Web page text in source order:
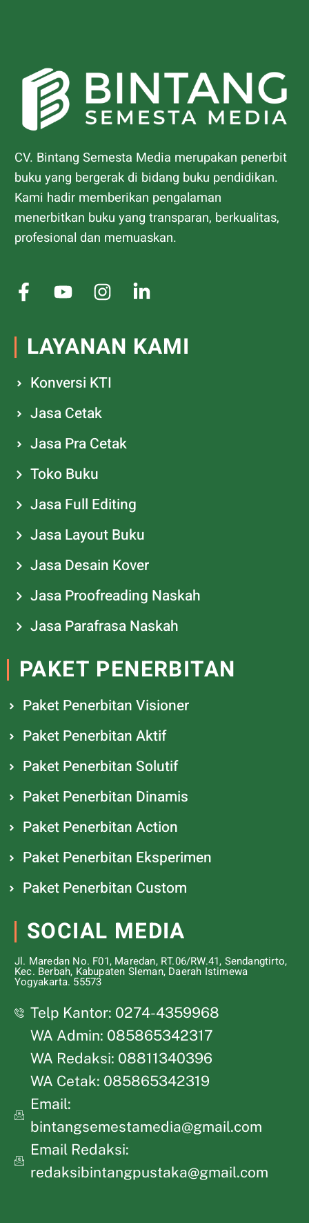
CV. Bintang Semesta Media merupakan penerbit
buku yang bergerak di bidang buku pendidikan.
Kami hadir memberikan pengalaman
menerbitkan buku yang transparan, berkualitas,
profesional dan memuaskan.
LAYANAN KAMI
Konversi KTI
Jasa Cetak
Jasa Pra Cetak
Toko Buku
Jasa Full Editing
Jasa Layout Buku
Jasa Desain Kover
Jasa Proofreading Naskah
Jasa Parafrasa Naskah
PAKET PENERBITAN
Paket Penerbitan Visioner
Paket Penerbitan Aktif
Paket Penerbitan Solutif
Paket Penerbitan Dinamis
Paket Penerbitan Action
Paket Penerbitan Eksperimen
Paket Penerbitan Custom
SOCIAL MEDIA
Jl. Maredan No. F01, Maredan, RT.06/RW.41, Sendangtirto,
Kec. Berbah, Kabupaten Sleman, Daerah Istimewa
Yogyakarta. 55573
Telp Kantor: 0274-4359968
WA Admin: 085865342317
WA Redaksi: 08811340396
WA Cetak: 085865342319
Email:
bintangsemestamedia@gmail.com
Email Redaksi:
redaksibintangpustaka@gmail.com